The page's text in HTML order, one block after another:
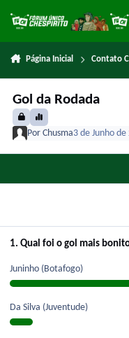
Página Inicial Contato
Gol da Rodada
PorChusma3 de Junho de
1. Qual foi o gol mais
Juninho (Botafogo)
Da Silva (Juventude)